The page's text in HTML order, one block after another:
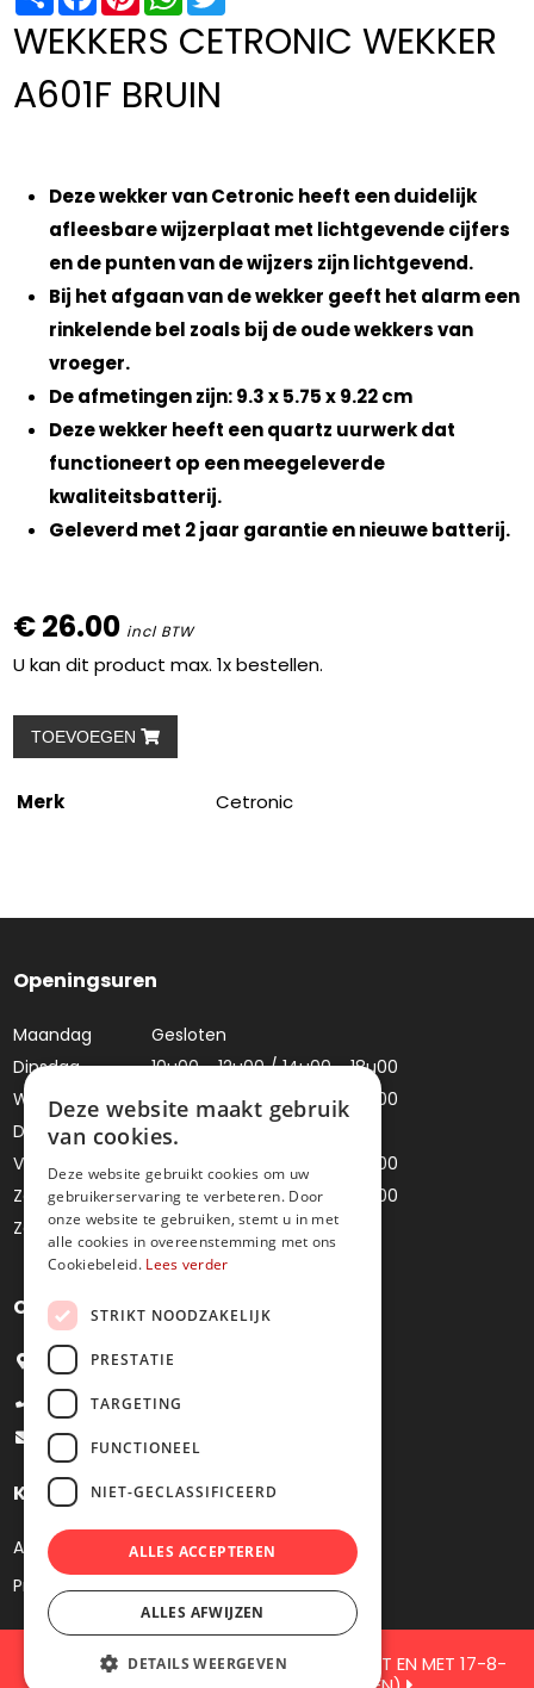
GESLOTEN VOOR JAARLIJKS VERKOF TOT EN MET 17-8-
WEKKERS CETRONIC WEKKER
A601F BRUIN
Deze wekker van Cetronic heeft een duidelijk
afleesbare wijzerplaat met lichtgevende cijfers
en de punten van de wijzers zijn lichtgevend.
Bij het afgaan van de wekker geeft het alarm een
rinkelende bel zoals bij de oude wekkers van
vroeger.
De afmetingen zijn: 9.3 x 5.75 x 9.22 cm
Deze wekker heeft een quartz uurwerk dat
functioneert op een meegeleverde
kwaliteitsbatterij.
Geleverd met 2 jaar garantie en nieuwe batterij.
€ 26.00 incl BTW
U kan dit product max. 1x bestellen.
TOEVOEGEN
Merk Cetronic
Openingsuren
Maandag
Gesloten
Dinsdag
10u00 - 12u00 / 14u00 - 18u00
Woensdag
10u00 - 12u00 / 14u00 - 18u00
Donderdag
Gesloten
Vrijdag
10u00 - 12u00 / 14u00 - 18u00
Zaterdag
10u00 - 12u00 / 14u00 - 18u00
Zondag
Gesloten
Contacteer ons
Bredestraat 4, 9041 Oostakker
+32 9 251 09 27
info@juweliermoens.be
Klantenservice
Algemene voorwaarden
Privacy
Deze website maakt gebruik
van cookies.
Deze website gebruikt cookies om uw
gebruikerservaring te verbeteren. Door
onze website te gebruiken, stemt u in met
alle cookies in overeenstemming met ons
Cookiebeleid. Lees verder
STRIKT NOODZAKELIJK
PRESTATIE
TARGETING
FUNCTIONEEL
NIET-GECLASSIFICEERD
ALLES ACCEPTEREN
ALLES AFWIJZEN
DETAILS WEERGEVEN